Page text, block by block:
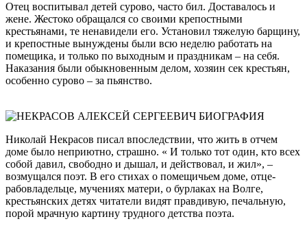
Отец воспитывал детей сурово, часто бил. Доставалось и
жене. Жестоко обращался со своими крепостными
крестьянами, те ненавидели его. Установил тяжелую барщину,
и крепостные вынуждены были всю неделю работать на
помещика, и только по выходным и праздникам – на себя.
Наказания были обыкновенным делом, хозяин сек крестьян,
особенно сурово – за пьянство.
Николай Некрасов писал впоследствии, что жить в отчем
доме было неприютно, страшно. « И только тот один, кто всех
собой давил, свободно и дышал, и действовал, и жил», –
возмущался поэт. В его стихах о помещичьем доме, отце-
рабовладельце, мучениях матери, о бурлаках на Волге,
крестьянских детях читатели видят правдивую, печальную,
порой мрачную картину трудного детства поэта.